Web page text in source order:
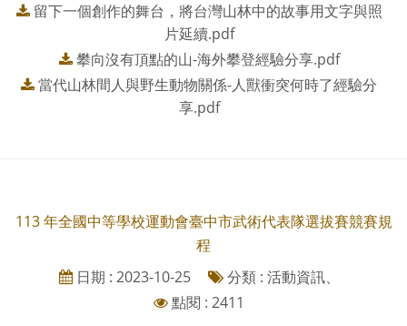
留下一個創作的舞台，將台灣山林中的故事用文字與照
片延續.pdf
攀向沒有頂點的山-海外攀登經驗分享.pdf
當代山林間人與野生動物關係-人獸衝突何時了經驗分
享.pdf
113 年全國中等學校運動會臺中市武術代表隊選拔賽競賽規
程
日期 : 2023-10-25
分類 : 活動資訊、
點閱 : 2411